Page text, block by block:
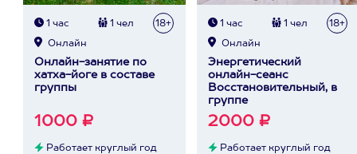
1 час 1 чел 18+
Онлайн
Онлайн-занятие по
хатха-йоге в составе
группы
1000 ₽
Работает круглый год
1 час 1 чел 18+
Онлайн
Энергетический
онлайн-сеанс
Восстановительный, в
группе
2000 ₽
Работает круглый год